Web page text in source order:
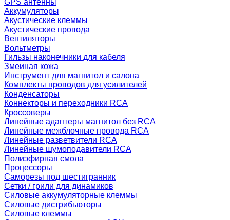
GPS антенны
Аккумуляторы
Акустические клеммы
Акустические провода
Вентиляторы
Вольтметры
Гильзы наконечники для кабеля
Змеиная кожа
Инструмент для магнитол и салона
Комплекты проводов для усилителей
Конденсаторы
Коннекторы и переходники RCA
Кроссоверы
Линейные адаптеры магнитол без RCA
Линейные межблочные провода RCA
Линейные разветвители RCA
Линейные шумоподавители RCA
Полиэфирная смола
Процессоры
Саморезы под шестигранник
Сетки / грили для динамиков
Силовые аккумуляторные клеммы
Силовые дистрибьюторы
Силовые клеммы